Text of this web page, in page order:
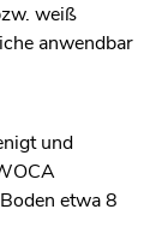
weiß
anwendbar
und
etwa 8